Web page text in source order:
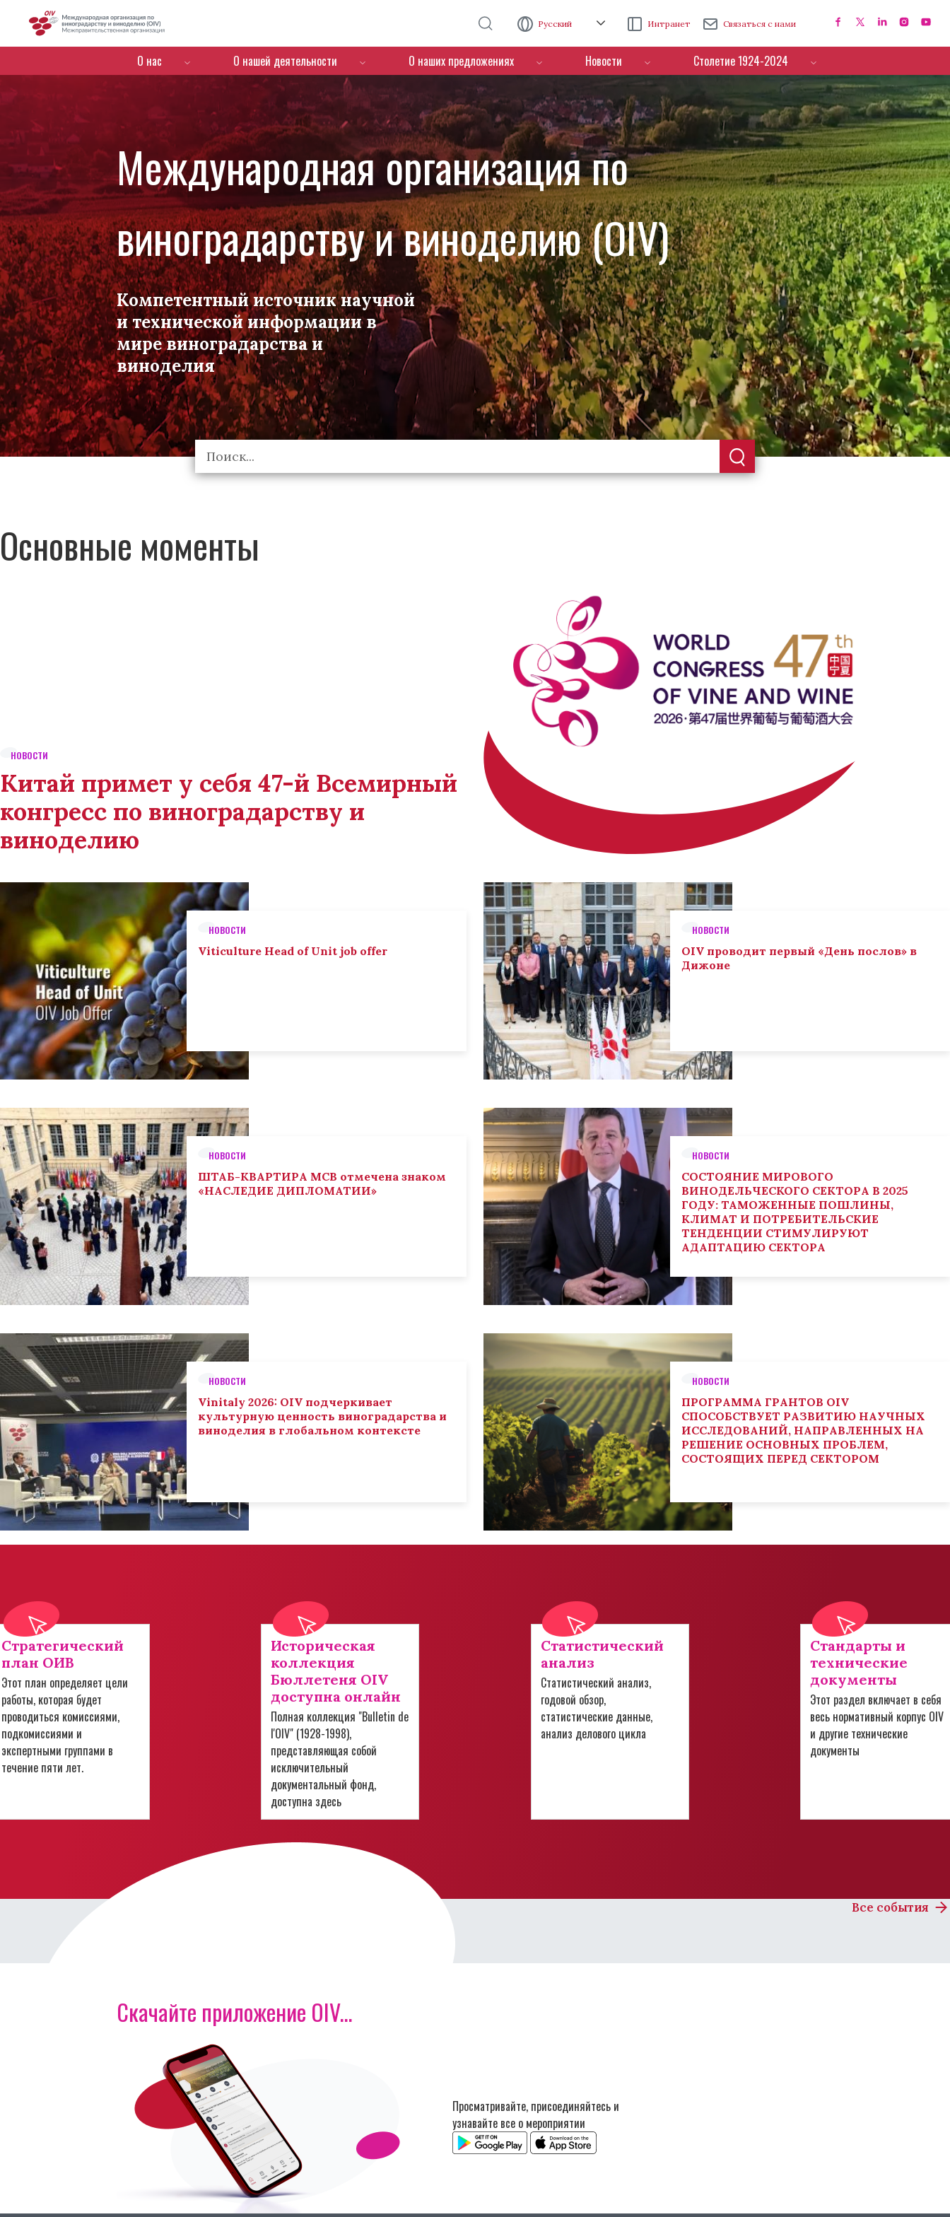
Русский Интранет Связаться с нами
Menú de navegación
О нас О нашей деятельности О наших предложениях Новости Столетие 1924-2024
Международная организация по
виноградарству и виноделию (OIV)
Компетентный источник научной
и технической информации в
мире виноградарства и
виноделия
Основные моменты
НОВОСТИ
Китай примет у себя 47-й Всемирный
конгресс по виноградарству и
виноделию
НОВОСТИ
Viticulture Head of Unit job offer
НОВОСТИ
OIV проводит первый «День послов» в
Дижоне
НОВОСТИ
ШТАБ-КВАРТИРА МСВ отмечена знаком
«НАСЛЕДИЕ ДИПЛОМАТИИ»
НОВОСТИ
СОСТОЯНИЕ МИРОВОГО
ВИНОДЕЛЬЧЕСКОГО СЕКТОРА В 2025
ГОДУ: ТАМОЖЕННЫЕ ПОШЛИНЫ,
КЛИМАТ И ПОТРЕБИТЕЛЬСКИЕ
ТЕНДЕНЦИИ СТИМУЛИРУЮТ
АДАПТАЦИЮ СЕКТОРА
НОВОСТИ
Vinitaly 2026: OIV подчеркивает
культурную ценность виноградарства и
виноделия в глобальном контексте
НОВОСТИ
ПРОГРАММА ГРАНТОВ OIV
СПОСОБСТВУЕТ РАЗВИТИЮ НАУЧНЫХ
ИССЛЕДОВАНИЙ, НАПРАВЛЕННЫХ НА
РЕШЕНИЕ ОСНОВНЫХ ПРОБЛЕМ,
СОСТОЯЩИХ ПЕРЕД СЕКТОРОМ
Стратегический
план ОИВ
Этот план определяет цели
работы, которая будет
проводиться комиссиями,
подкомиссиями и
экспертными группами в
течение пяти лет.
Историческая
коллекция
Бюллетеня OIV
доступна онлайн
Полная коллекция "Bulletin de
l'OIV" (1928-1998),
представляющая собой
исключительный
документальный фонд,
доступна здесь
Статистический
анализ
Статистический анализ,
годовой обзор,
статистические данные,
анализ делового цикла
Стандарты и
технические
документы
Этот раздел включает в себя
весь нормативный корпус OIV
и другие технические
документы
Все события
Скачайте приложение OIV...
Просматривайте, присоединяйтесь и
узнавайте все о мероприятии